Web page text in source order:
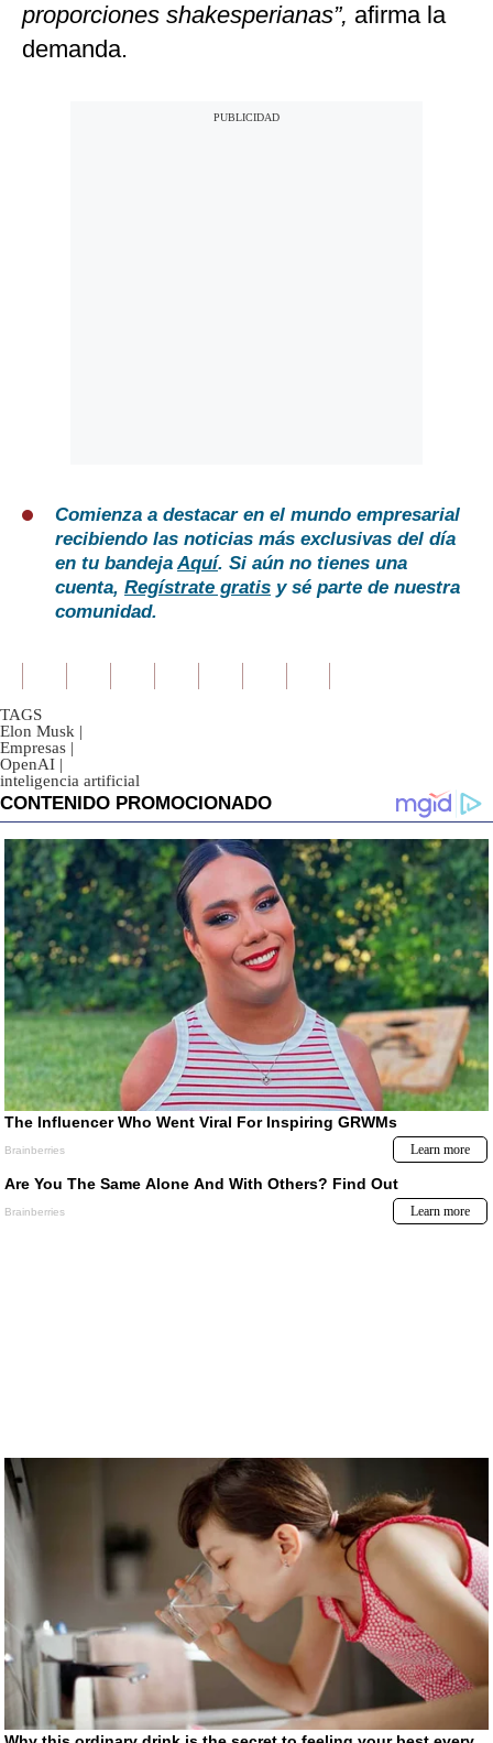
proporciones shakesperianas”, afirma la
demanda.
Comienza a destacar en el mundo empresarial
recibiendo las noticias más exclusivas del día
en tu bandejaAquí. Si aún no tienes una
cuenta, Regístrate gratis y sé parte de nuestra
comunidad.
TAGS
Elon Musk |
Empresas |
OpenAI |
inteligencia artificial